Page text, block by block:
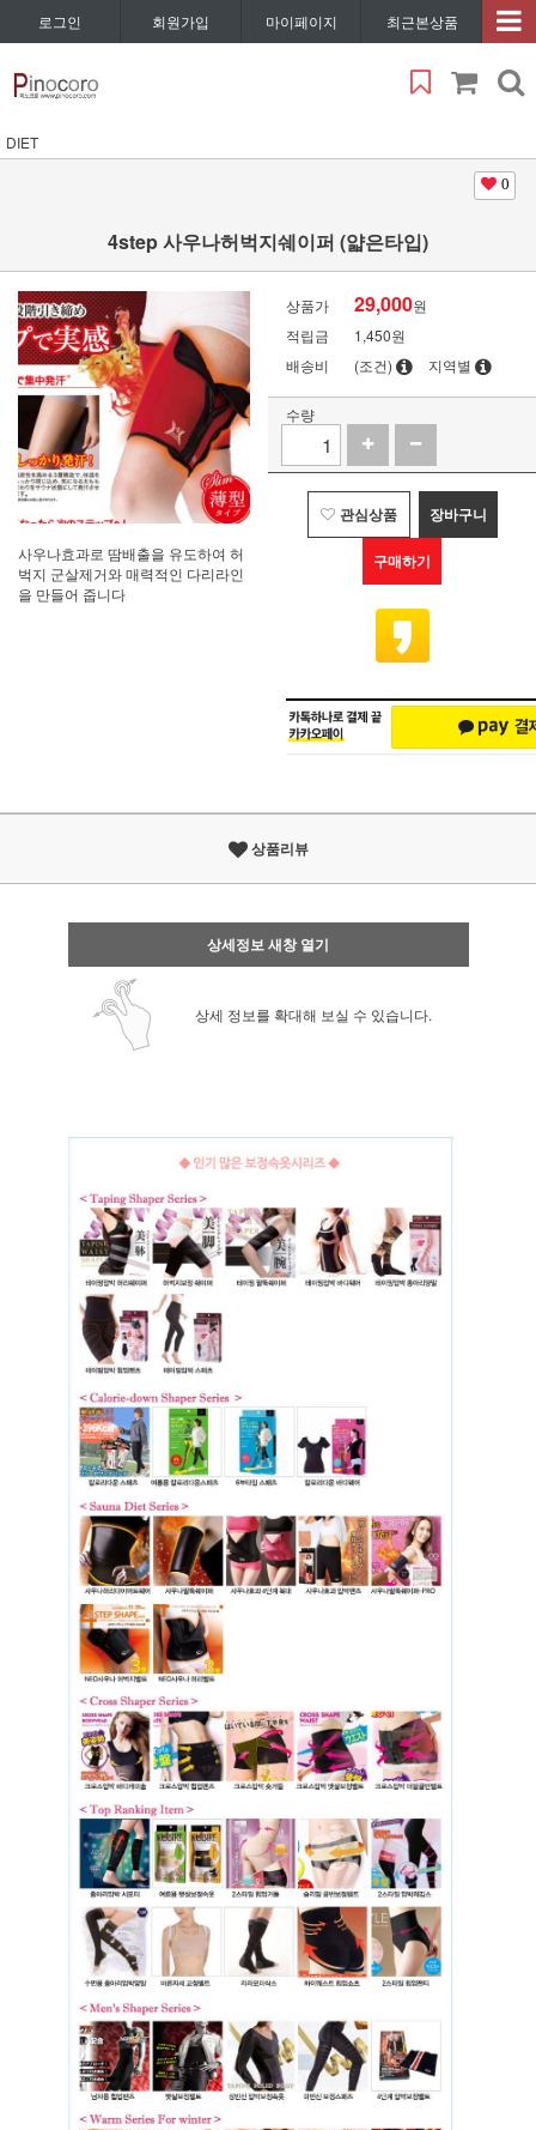
로그인 회원가입 마이페이지 최근본상품
DIET
0
4step 사우나허벅지쉐이퍼 (얇은타입)
사우나효과로 땀배출을 유도하여 허
벅지 군살제거와 매력적인 다리라인
을 만들어 줍니다
상품가 29,000원
적립금
1,450원
배송비
(조건) 지역별
수량
관심상품 장바구니
구매하기
상품리뷰
상세정보 새창 열기
상세 정보를 확대해 보실 수 있습니다.